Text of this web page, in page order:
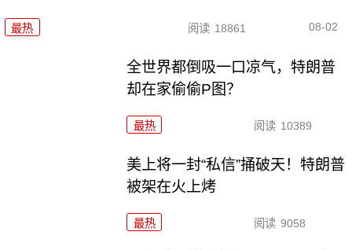
最热 阅读 18861 08-02
全世界都倒吸一口凉气，特朗普
却在家偷偷P图？
最热 阅读 10389
美上将一封“私信”捅破天！特朗普
被架在火上烤
最热 阅读 9058